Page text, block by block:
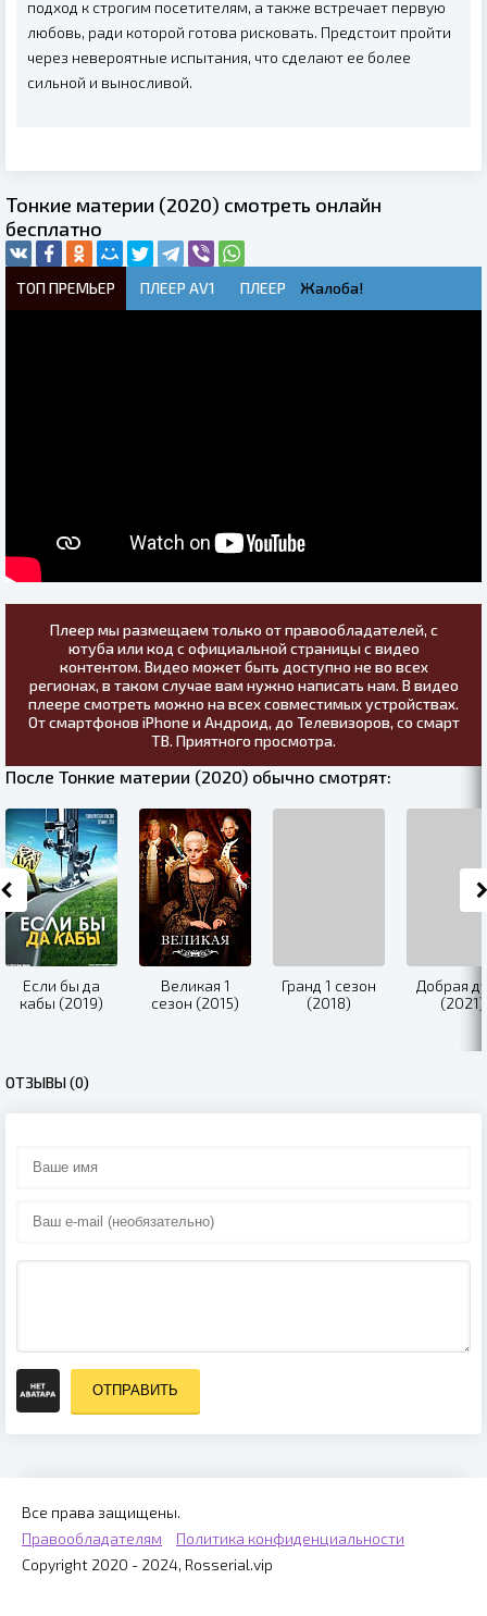
подход к строгим посетителям, а также встречает первую
любовь, ради которой готова рисковать. Предстоит пройти
через невероятные испытания, что сделают ее более
сильной и выносливой.
Тонкие материи (2020) смотреть онлайн
бесплатно
ТОП ПРЕМЬЕР ПЛЕЕР AV1 ПЛЕЕР Жалоба!
Плеер мы размещаем только от правообладателей, с
ютуба или код с официальной страницы с видео
контентом. Видео может быть доступно не во всех
регионах, в таком случае вам нужно написать нам. В видео
плеере смотреть можно на всех совместимых устройствах.
От смартфонов iPhone и Андроид, до Телевизоров, со смарт
ТВ. Приятного просмотра.
После Тонкие материи (2020) обычно смотрят:
Если бы да
кабы (2019)
Великая 1
сезон (2015)
Гранд 1 сезон
(2018)
Добрая
(2021)
ОТЗЫВЫ (0)
ОТПРАВИТЬ
Все права защищены.
Правообладателям
Политика конфиденциальности
Copyright 2020 - 2024, Rosserial.vip